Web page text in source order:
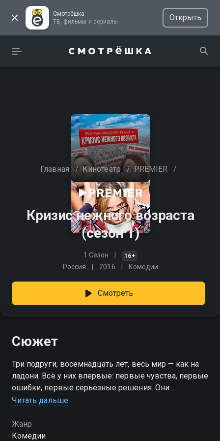
Смотрёшка
ТВ, фильмы и сериалы
Открыть
Главная / Кинотеатр / PREMIER /
Кризис нежного возраста
(сезон 1)
1 Сезон 16+
Россия 2016 Комедии
Смотреть
Сюжет
Три подруги, восемнадцать лет, весь мир — как на
ладони. Всё у них впервые: первые чувства, первые
ошибки, первые серьёзные решения. Они
бросаются в каждую ситуацию с горячими
правильно. И пусть не всегда выходит гладко —
зато по-настоящему. «Кризис нежного возраста» —
Читать дальше
Жанр
Комедии